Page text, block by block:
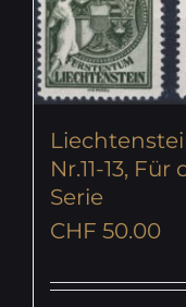
Nr.11-13,
Serie
CHF 50.00